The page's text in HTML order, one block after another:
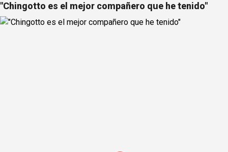
"Chingotto es el mejor compañero que he tenido"